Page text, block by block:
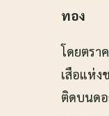
ทอง
โดยตรา
เสือแห่ง
ติดบนด